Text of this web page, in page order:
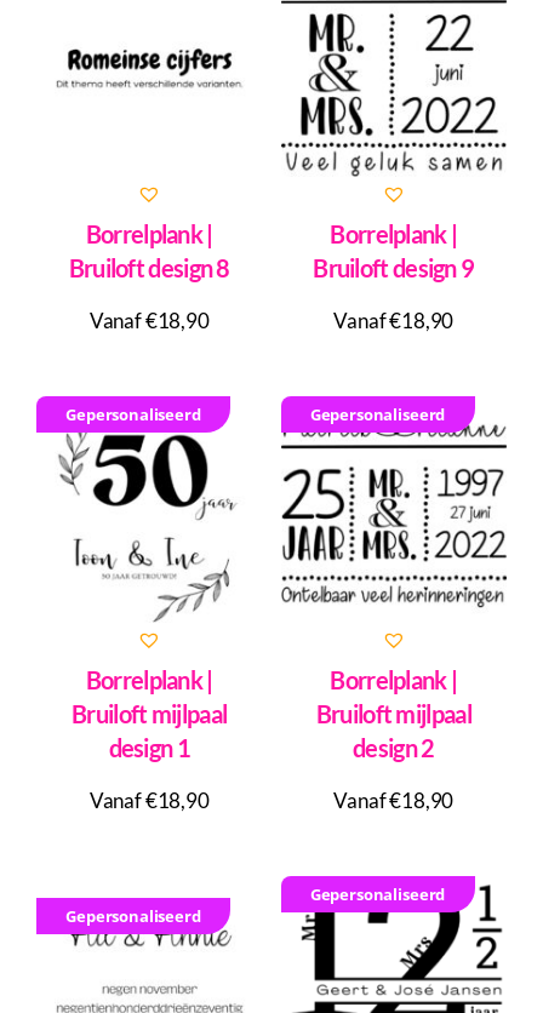
Borrelplank |
Bruiloft design 8
Vanaf €18,90
Borrelplank |
Bruiloft design 9
Vanaf €18,90
Gepersonaliseerd
Borrelplank |
Bruiloft mijlpaal
design 1
Vanaf €18,90
Gepersonaliseerd
Borrelplank |
Bruiloft mijlpaal
design 2
Vanaf €18,90
Gepersonaliseerd
Gepersonaliseerd